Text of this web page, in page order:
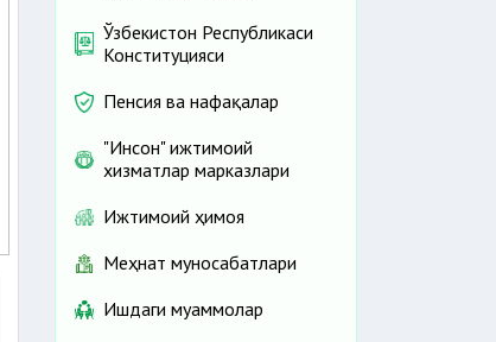
Ўзбекистон Республикаси
Конституцияси
Пенсия ва нафақалар
"Инсон" ижтимоий
хизматлар марказлари
Ижтимоий ҳимоя
Меҳнат муносабатлари
Ишдаги муаммолар